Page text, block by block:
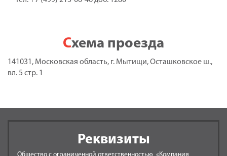
Схема проезда
141031, Московская область, г. Мытищи, Осташковское ш.,
вл. 5 стр. 1
Реквизиты
Общество с ограниченной ответственностью «Компания